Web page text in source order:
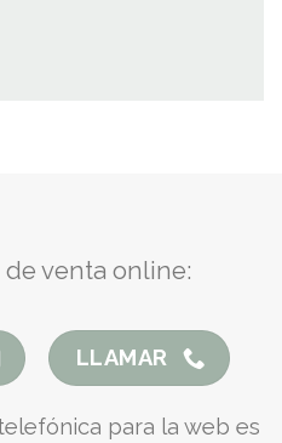
venta online:
LLAMAR
para la web es